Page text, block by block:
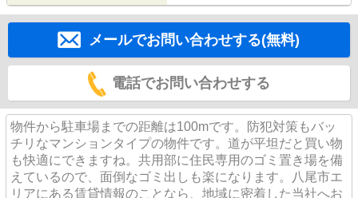
メールでお問い合わせする(無料)
電話でお問い合わせする
物件から駐車場までの距離は100mです。防犯対策もバッ
チリなマンションタイプの物件です。道が平坦だと買い物
も快適にできますね。共用部に住民専用のゴミ置き場を備
えているので、面倒なゴミ出しも楽になります。八尾市エ
リアにある賃貸情報のことなら、地域に密着した当社へお